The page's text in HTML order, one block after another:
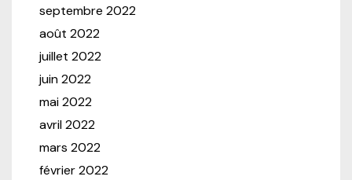
septembre 2022
août 2022
juillet 2022
juin 2022
mai 2022
avril 2022
mars 2022
février 2022